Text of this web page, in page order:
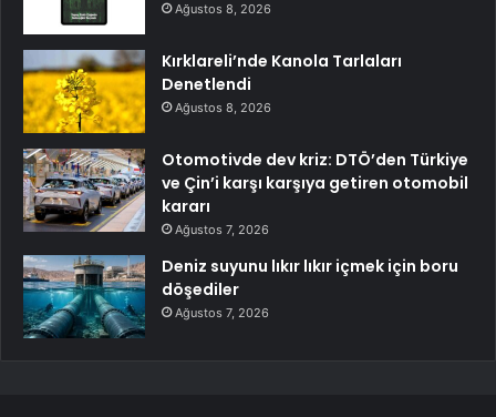
Ağustos 8, 2026
Kırklareli’nde Kanola Tarlaları
Denetlendi
Ağustos 8, 2026
Otomotivde dev kriz: DTÖ’den Türkiye
ve Çin’i karşı karşıya getiren otomobil
kararı
Ağustos 7, 2026
Deniz suyunu lıkır lıkır içmek için boru
döşediler
Ağustos 7, 2026